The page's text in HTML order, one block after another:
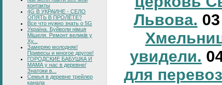
контакты
4G В УКРАИНЕ - СЕЛО
ОПЯТЬ В ПРОЛЁТЕ?
Все что нужно знать о 5G
Україна. Буйволи німця
Мішеля. Ремонт великів у
Ху...
Замеряю молодняк!
Привесы и многое другое!
ГОРОДСКИЕ БАБУШКА И
МАМА у нас в деревне/
Знатоки в...
Семья в деревне трейлер
канала
Львова.
увидели.
для